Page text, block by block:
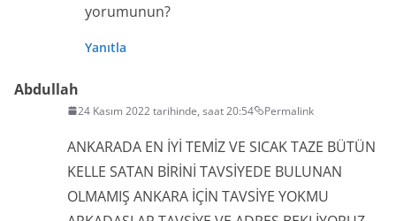
yorumunun?
Yanıtla
Abdullah
24 Kasım 2022 tarihinde, saat 20:54 Permalink
ANKARADA EN İYİ TEMİZ VE SICAK TAZE BÜTÜN
KELLE SATAN BİRİNİ TAVSİYEDE BULUNAN
OLMAMIŞ ANKARA İÇİN TAVSİYE YOKMU